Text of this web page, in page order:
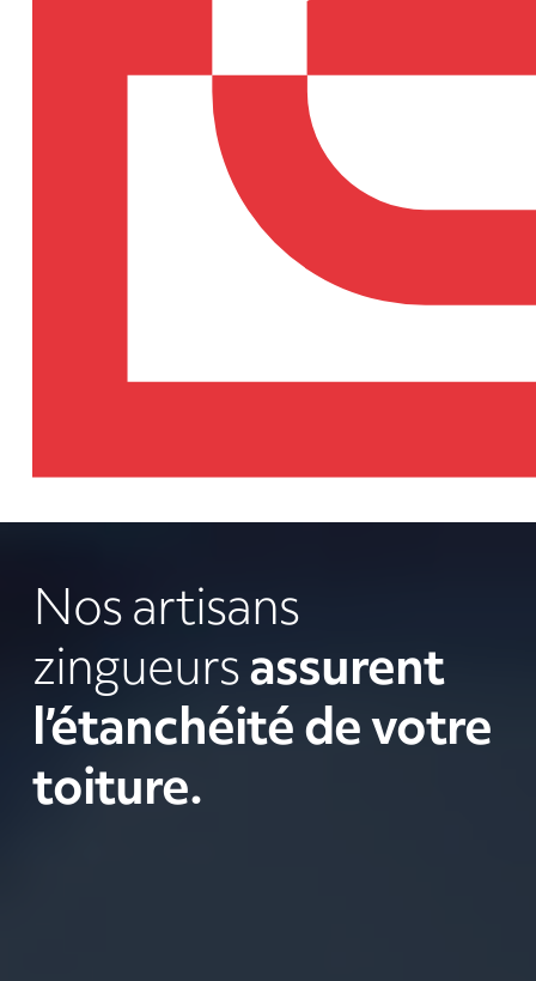
Nos artisans
zingueursassurent
l’étanchéité de votre
toiture.